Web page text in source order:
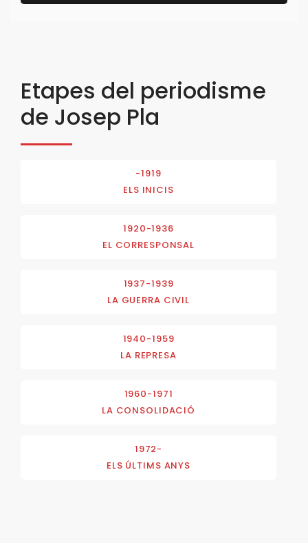
Etapes del periodisme
de Josep Pla
-1919
ELS INICIS
1920-1936
EL CORRESPONSAL
1937-1939
LA GUERRA CIVIL
1940-1959
LA REPRESA
1960-1971
LA CONSOLIDACIÓ
1972-
ELS ÚLTIMS ANYS